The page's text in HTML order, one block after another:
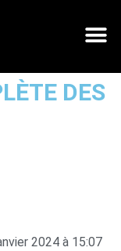
DES
2024 à 15:07